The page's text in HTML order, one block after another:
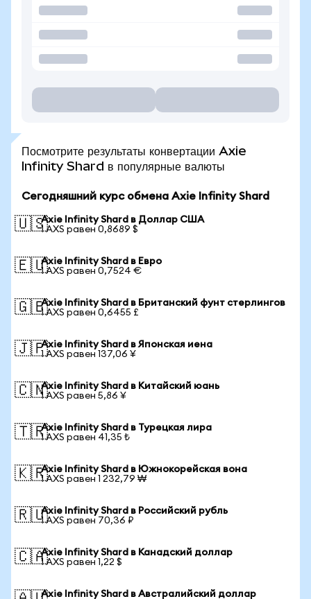
Посмотрите результаты конвертации Axie
Infinity Shard в популярные валюты
Сегодняшний курс обмена Axie Infinity Shard
🇺🇸Axie Infinity Shard в Доллар США
1 AXS равен 0,8689 $
🇪🇺Axie Infinity Shard в Евро
1 AXS равен 0,7524 €
🇬🇧Axie Infinity Shard в Британский фунт стерлингов
1 AXS равен 0,6455 £
🇯🇵Axie Infinity Shard в Японская иена
1 AXS равен 137,06 ¥
🇨🇳Axie Infinity Shard в Китайский юань
1 AXS равен 5,86 ¥
🇹🇷Axie Infinity Shard в Турецкая лира
1 AXS равен 41,35 ₺
🇰🇷Axie Infinity Shard в Южнокорейская вона
1 AXS равен 1 232,79 ₩
🇷🇺Axie Infinity Shard в Российский рубль
1 AXS равен 70,36 ₽
🇨🇦Axie Infinity Shard в Канадский доллар
1 AXS равен 1,22 $
Axie Infinity Shard в Австралийский доллар